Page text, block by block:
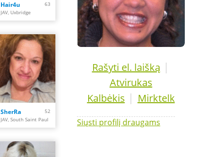
Hair4u
63
JAV, Uxbridge
SherRa
52
JAV, South Saint Paul
Rašyti el. laišką |
Atvirukas
Kalbėkis | Mirktelk
Siųsti profilį draugams